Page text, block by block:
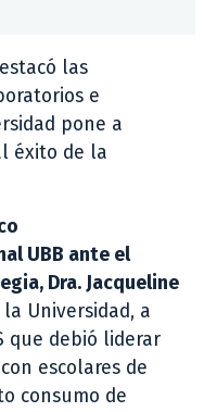
las
e
pone a
éxito de la
UBB ante el
Dra. Jacqueline
Universidad, a
que debió liderar
escolares de
consumo de